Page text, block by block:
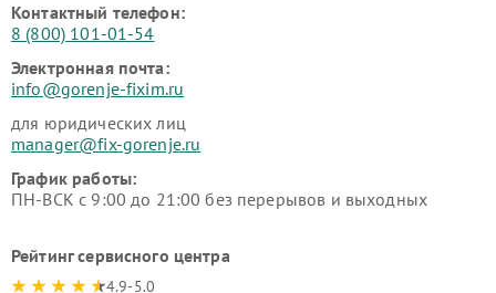
Контактный телефон:
8 (800) 101-01-54
Электронная почта:
info@gorenje-fixim.ru
для юридических лиц
manager@fix-gorenje.ru
График работы:
ПН-ВСК с 9:00 до 21:00 без перерывов и выходных
Рейтинг сервисного центра
4.9-5.0